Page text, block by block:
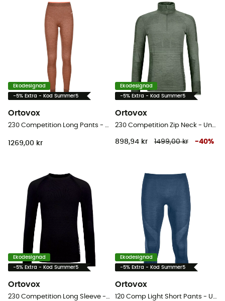
Ekodesignad
-5% Extra - Kod Summer5
Ortovox
230 Competition Long Pants - Underställ Dam
1269,00 kr
Ekodesignad
-5% Extra - Kod Summer5
Ortovox
230 Competition Zip Neck - Underställ Dam
898,94 kr 1499,00 kr -40%
Ekodesignad
-5% Extra - Kod Summer5
Ortovox
230 Competition Long Sleeve - Underställ Dam
Ekodesignad
-5% Extra - Kod Summer5
Ortovox
120 Comp Light Short Pants - Underställ merinoull - Herr